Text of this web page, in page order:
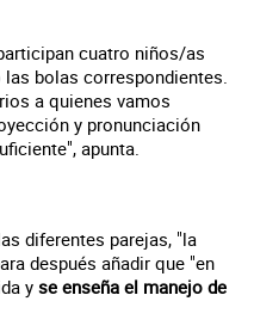
cuatro niños/as
bolas correspondientes.
a quienes vamos
y pronunciación
apunta.
diferentes parejas, "la
después añadir que "en
y se enseña el manejo de